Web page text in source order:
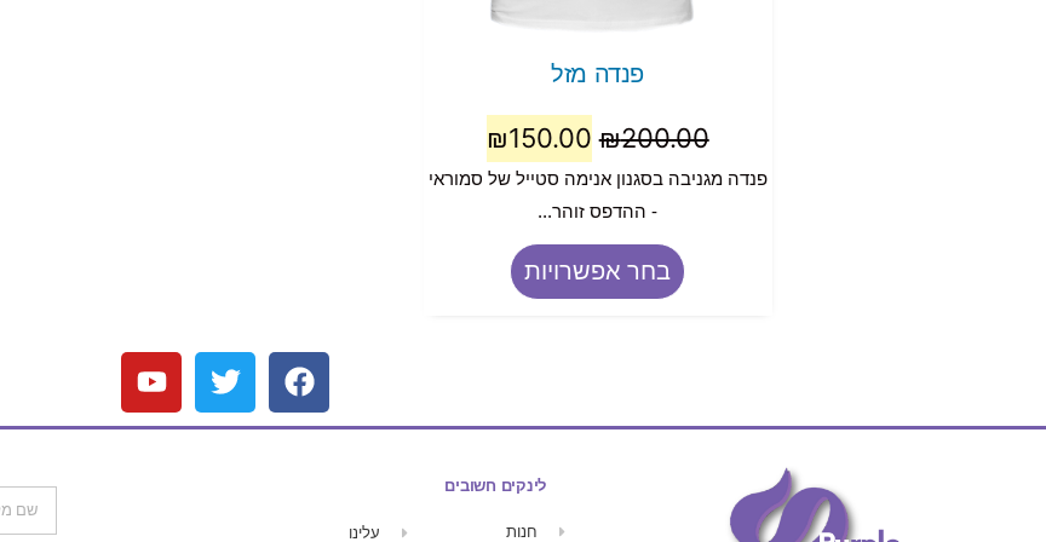
פנדה מזל
₪200.00
₪150.00
פנדה מגניבה בסגנון אנימה סטייל של סמוראי
- ההדפס זוהר...
בחר אפשרויות
לינקים חשובים
חנות עלינו